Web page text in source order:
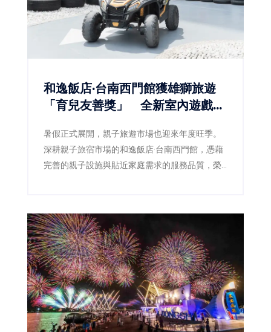
和逸飯店·台南西門館獲雄獅旅遊
「育兒友善獎」 全新室內遊戲室
暑假正式展開，親子旅遊市場也迎來年度旺季。
深耕親子旅宿市場的和逸飯店·台南西門館，憑藉
完善的親子設施與貼近家庭需求的服務品質，榮
到來，飯店同步推出全新室內遊戲空間「和逸囡
仔埕」，並規劃「FUN暑假 1+1放電趣」體驗套票
及「雙樂園放電大冒險」住房專案，從室內外遊
樂設施、親子互動體驗到台南特色美食一次串
聯，打造寓教於樂、吃住玩一站滿足的城市親子
假期。